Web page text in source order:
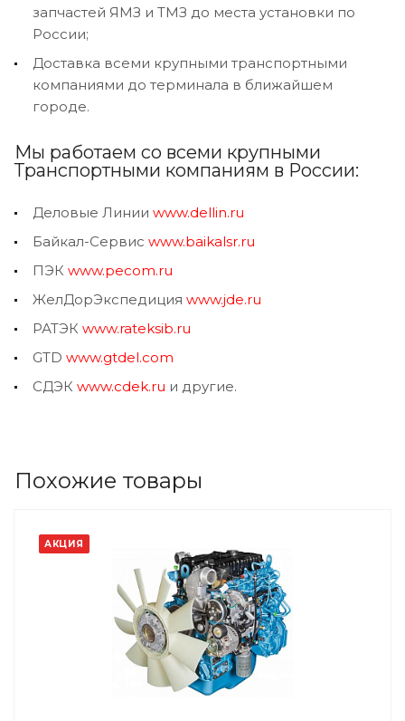
запчастей ЯМЗ и ТМЗ до места установки по
России;
Доставка всеми крупными транспортными
компаниями до терминала в ближайшем
городе.
Мы работаем со всеми крупными
Транспортными компаниям в России:
Деловые Линии www.dellin.ru
Байкал-Сервис www.baikalsr.ru
ПЭК www.pecom.ru
ЖелДорЭкспедиция www.jde.ru
РАТЭК www.rateksib.ru
GTD www.gtdel.com
СДЭК www.cdek.ru и другие.
Похожие товары
АКЦИЯ